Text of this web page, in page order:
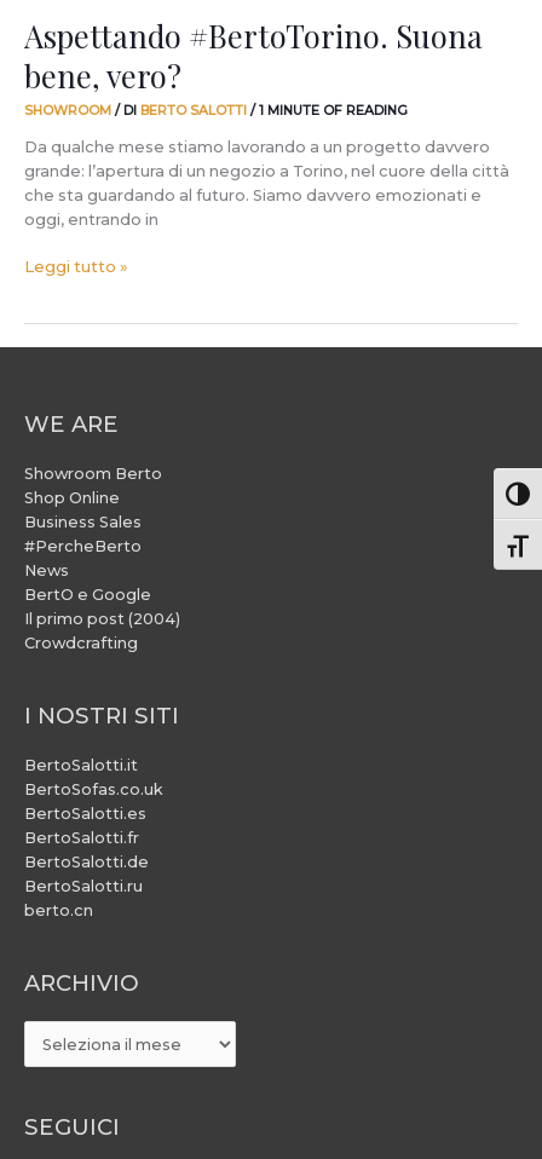
Aspettando #BertoTorino. Suona
bene, vero?
SHOWROOM / DI BERTO SALOTTI /1 MINUTE OF READING
Da qualche mese stiamo lavorando a un progetto davvero
grande: l’apertura di un negozio a Torino, nel cuore della città
che sta guardando al futuro. Siamo davvero emozionati e
oggi, entrando in
Leggi tutto »
WE ARE
Showroom Berto
Shop Online
Business Sales
#PercheBerto
News
BertO e Google
Il primo post (2004)
Crowdcrafting
I NOSTRI SITI
BertoSalotti.it
BertoSofas.co.uk
BertoSalotti.es
BertoSalotti.fr
BertoSalotti.de
BertoSalotti.ru
berto.cn
ARCHIVIO
ARCHIVIO
SEGUICI